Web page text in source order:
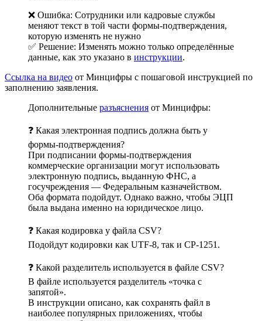
❌ Ошибка: Сотрудники или кадровые службы
меняют текст в той части формы-подтверждения,
которую изменять не нужно
✅ Решение: Изменять можно только определённые
данные, как это указано в инструкции.
Ссылка на видео от Минцифры с пошаговой инструкцией по
заполнению заявления.
Дополнительные разъяснения от Минцифры:
❓ Какая электронная подпись должна быть у
формы-подтверждения?
При подписании формы-подтверждения
коммерческие организации могут использовать
электронную подпись, выданную ФНС, а
госучреждения — Федеральным казначейством.
Оба формата подойдут. Однако важно, чтобы ЭЦП
была выдана именно на юридическое лицо.
❓ Какая кодировка у файла CSV?
Подойдут кодировки как UTF-8, так и CP-1251.
❓ Какой разделитель используется в файле CSV?
В файле используется разделитель «точка с
запятой».
В инструкции описано, как сохранять файл в
наиболее популярных приложениях, чтобы